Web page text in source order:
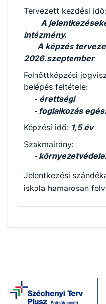
Tervezett kezdési idő:
A
intézmény.
A képzés
2026.szeptember
Felnőttképzési
belépés feltétele:
- érettségi
- foglalkozás
Képzési idő: 1,5 év
Szakmairány:
-
Jelentkezési
iskola hamarosan